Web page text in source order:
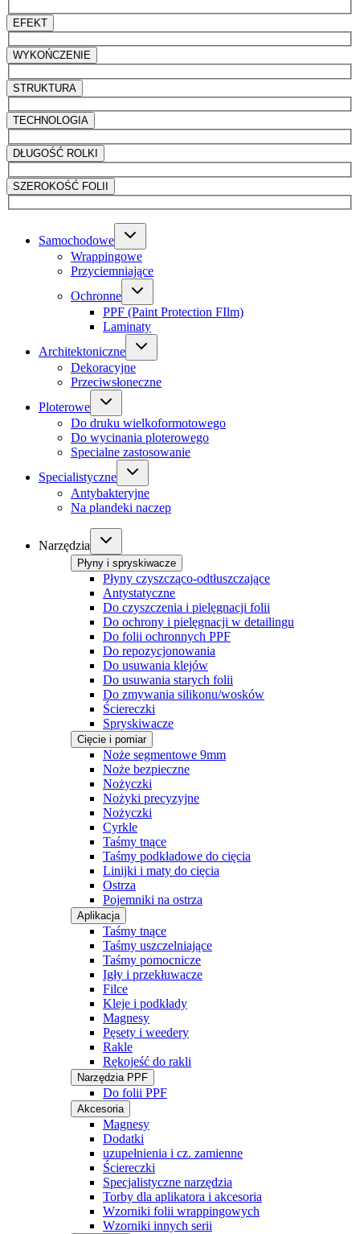
EFEKT
WYKOŃCZENIE
STRUKTURA
TECHNOLOGIA
DŁUGOŚĆ ROLKI
SZEROKOŚĆ FOLII
Samochodowe
Wrappingowe
Przyciemniające
Ochronne
PPF (Paint Protection FIlm)
Laminaty
Architektoniczne
Dekoracyjne
Przeciwsłoneczne
Ploterowe
Do druku wielkoformotowego
Do wycinania ploterowego
Specialne zastosowanie
Specialistyczne
Antybakteryjne
Na plandeki naczep
Narzędzia
Płyny i spryskiwacze
Płyny czyszcząco-odtłuszczające
Antystatyczne
Do czyszczenia i pielęgnacji folii
Do ochrony i pielęgnacji w detailingu
Do folii ochronnych PPF
Do repozycjonowania
Do usuwania klejów
Do usuwania starych folii
Do zmywania silikonu/wosków
Ściereczki
Spryskiwacze
Cięcie i pomiar
Noże segmentowe 9mm
Noże bezpieczne
Nożyczki
Nożyki precyzyjne
Nożyczki
Cyrkle
Taśmy tnące
Taśmy podkładowe do cięcia
Linijki i maty do cięcia
Ostrza
Pojemniki na ostrza
Aplikacja
Taśmy tnące
Taśmy uszczelniające
Taśmy pomocnicze
Igły i przekłuwacze
Filce
Kleje i podkłady
Magnesy
Pęsety i weedery
Rakle
Rękojeść do rakli
Narzędzia PPF
Do folii PPF
Akcesoria
Magnesy
Dodatki
uzupełnienia i cz. zamienne
Ściereczki
Specjalistyczne narzędzia
Torby dla aplikatora i akcesoria
Wzorniki folii wrappingowych
Wzorniki innych serii